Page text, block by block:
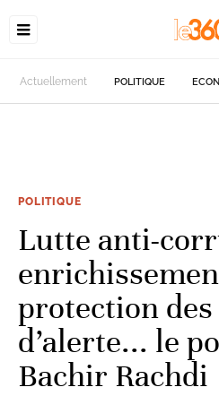
Actuellement POLITIQUE
POLITIQUE
Lutte anti-
protection
d’alerte... le
Bachir Rachdi